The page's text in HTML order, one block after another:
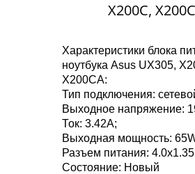
X200C,
Характеристики блока
ноутбука Asus UX305,
X200CA:
Тип подключения:
Выходное напряжение:
Ток: 3.42A;
Выходная мощность:
Разъем питания: 4.0x1.35
Состояние: Новый